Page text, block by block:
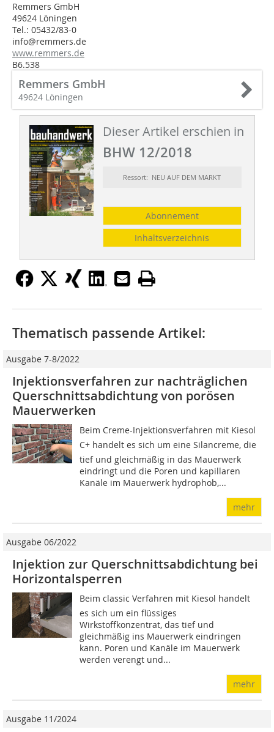
Remmers GmbH
49624 Löningen
Tel.: 05432/83-0
info@remmers.de
www.remmers.de
B6.538
Remmers GmbH
49624 Löningen
Dieser Artikel erschien in
BHW 12/2018
Ressort: NEU AUF DEM MARKT
Abonnement
Inhaltsverzeichnis
Thematisch passende Artikel:
Ausgabe 7-8/2022
Injektionsverfahren zur nachträglichen
Querschnittsabdichtung von porösen
Mauerwerken
Beim Creme-Injektionsverfahren mit Kiesol
C+ handelt es sich um eine Silancreme, die
tief und gleichmäßig in das Mauerwerk
eindringt und die Poren und kapillaren
Kanäle im Mauerwerk hydrophob,...
mehr
Ausgabe 06/2022
Injektion zur Querschnittsabdichtung bei
Horizontalsperren
Beim classic Verfahren mit Kiesol handelt
es sich um ein flüssiges
Wirkstoffkonzentrat, das tief und
gleichmäßig ins Mauerwerk eindringen
kann. Poren und Kanäle im Mauerwerk
werden verengt und...
mehr
Ausgabe 11/2024